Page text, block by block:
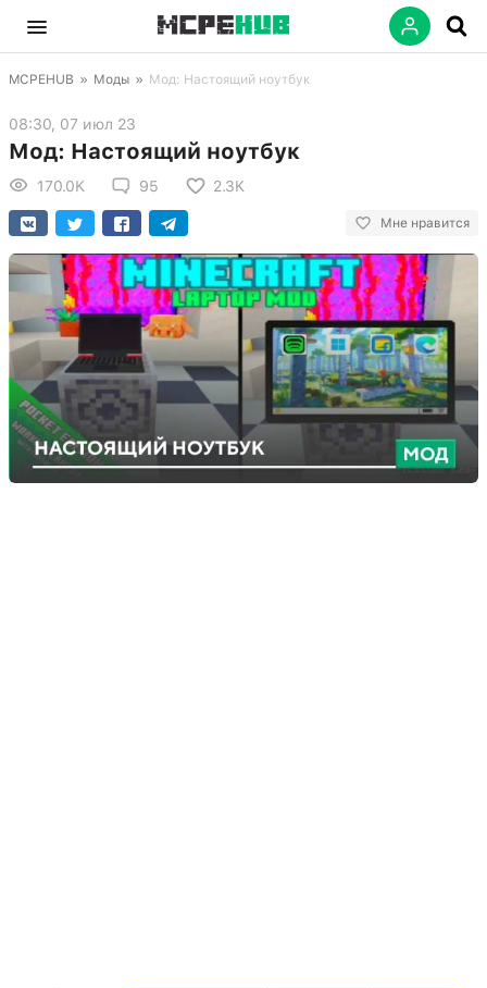
MCPEHUB » Моды » Мод: Настоящий ноутбук
08:30, 07 июл 23
Мод: Настоящий ноутбук
170.0K 95 2.3K
Мне нравится